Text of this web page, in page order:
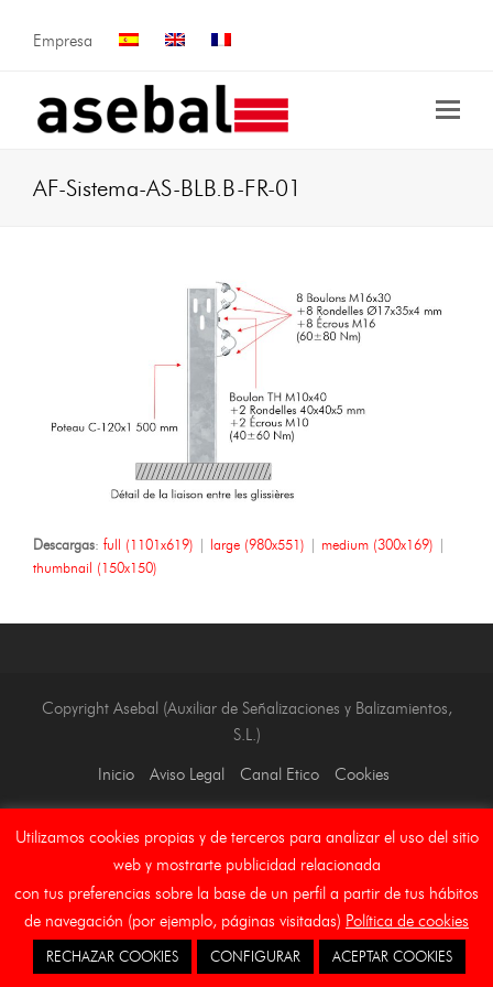
Empresa
AF-Sistema-AS-BLB.B-FR-01
Descargas: full (1101x619) | large (980x551) | medium (300x169) |
thumbnail (150x150)
Copyright Asebal (Auxiliar de Señalizaciones y Balizamientos,
S.L.)
Inicio
Aviso Legal Canal Etico Cookies
Utilizamos cookies propias y de terceros para analizar el uso del sitio
web y mostrarte publicidad relacionada
con tus preferencias sobre la base de un perfil a partir de tus hábitos
de navegación (por ejemplo, páginas visitadas) Política de cookies
RECHAZAR COOKIES CONFIGURAR ACEPTAR COOKIES